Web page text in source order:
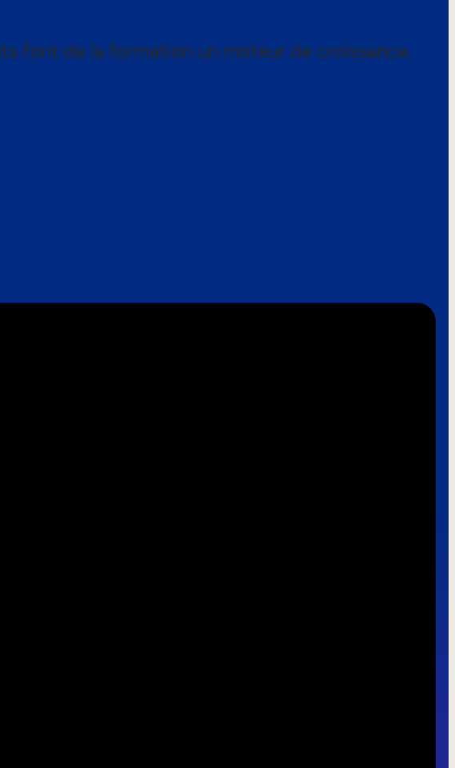
font de la formation un moteur de croissance.